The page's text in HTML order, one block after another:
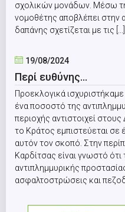
σχολικών μονάδων. Μέσω
νομοθέτης αποβλέπει στην
δαπάνης σχετίζεται με τις [...]
19/08/2024
Περί ευθύνης…
Προεκλογικά
ένα ποσοστό της
περιοχής αντιστοιχεί
το Κράτος εμπιστεύεται σε
αυτόν τον σκοπό. Στην
Καρδίτσας είναι γνωστό
αντιπλημμυρικής
ασφαλτοστρώσεις και